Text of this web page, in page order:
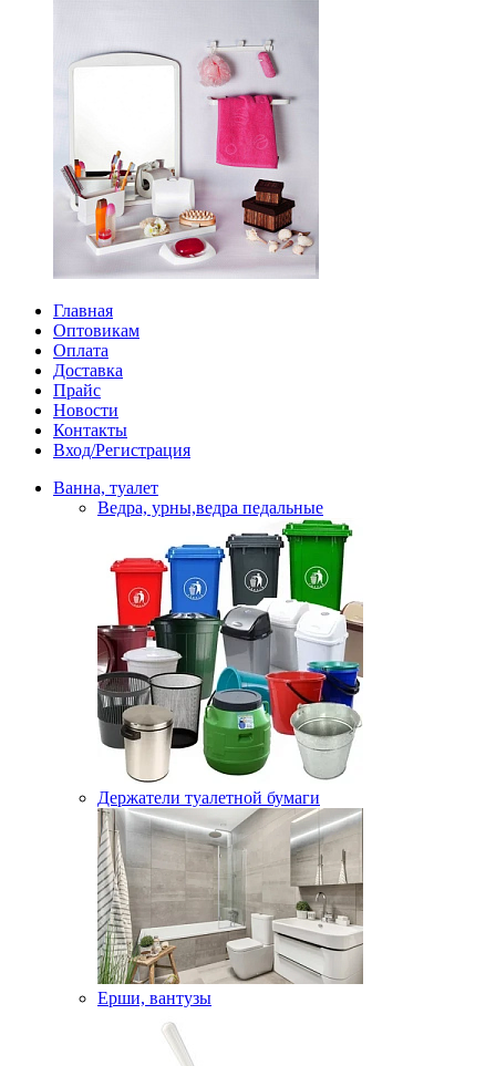
Главная
Оптовикам
Оплата
Доставка
Прайс
Новости
Контакты
Вход/Регистрация
Ванна, туалет
Ведра, урны,ведра педальные
Держатели туалетной бумаги
Ерши, вантузы